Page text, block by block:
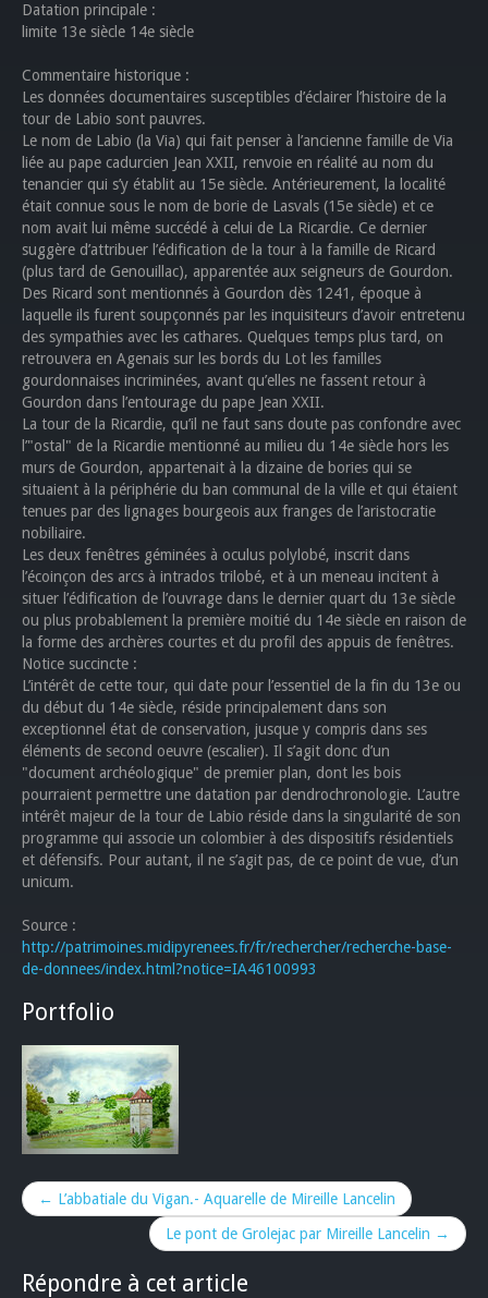
Datation principale :
limite 13e siècle 14e siècle
Commentaire historique :
Les données documentaires susceptibles d’éclairer l’histoire de la
tour de Labio sont pauvres.
Le nom de Labio (la Via) qui fait penser à l’ancienne famille de Via
liée au pape cadurcien Jean XXII, renvoie en réalité au nom du
tenancier qui s’y établit au 15e siècle. Antérieurement, la localité
était connue sous le nom de borie de Lasvals (15e siècle) et ce
nom avait lui même succédé à celui de La Ricardie. Ce dernier
suggère d’attribuer l’édification de la tour à la famille de Ricard
(plus tard de Genouillac), apparentée aux seigneurs de Gourdon.
Des Ricard sont mentionnés à Gourdon dès 1241, époque à
laquelle ils furent soupçonnés par les inquisiteurs d’avoir entretenu
des sympathies avec les cathares. Quelques temps plus tard, on
retrouvera en Agenais sur les bords du Lot les familles
gourdonnaises incriminées, avant qu’elles ne fassent retour à
Gourdon dans l’entourage du pape Jean XXII.
La tour de la Ricardie, qu’il ne faut sans doute pas confondre avec
l’"ostal" de la Ricardie mentionné au milieu du 14e siècle hors les
murs de Gourdon, appartenait à la dizaine de bories qui se
situaient à la périphérie du ban communal de la ville et qui étaient
tenues par des lignages bourgeois aux franges de l’aristocratie
nobiliaire.
Les deux fenêtres géminées à oculus polylobé, inscrit dans
l’écoinçon des arcs à intrados trilobé, et à un meneau incitent à
situer l’édification de l’ouvrage dans le dernier quart du 13e siècle
ou plus probablement la première moitié du 14e siècle en raison de
la forme des archères courtes et du profil des appuis de fenêtres.
Notice succincte :
L’intérêt de cette tour, qui date pour l’essentiel de la fin du 13e ou
du début du 14e siècle, réside principalement dans son
exceptionnel état de conservation, jusque y compris dans ses
éléments de second oeuvre (escalier). Il s’agit donc d’un
"document archéologique" de premier plan, dont les bois
pourraient permettre une datation par dendrochronologie. L’autre
intérêt majeur de la tour de Labio réside dans la singularité de son
programme qui associe un colombier à des dispositifs résidentiels
et défensifs. Pour autant, il ne s’agit pas, de ce point de vue, d’un
unicum.
Source :
http://patrimoines.midipyrenees.fr/fr/rechercher/recherche-base-
de-donnees/index.html?notice=IA46100993
Portfolio
← L’abbatiale du Vigan.- Aquarelle de Mireille Lancelin
Le pont de Grolejac par Mireille Lancelin →
Répondre à cet article